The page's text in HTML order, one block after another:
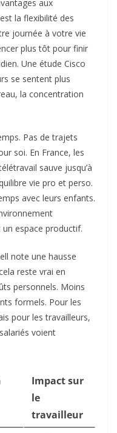
aux
la flexibilité des
journée à votre vie
plus tôt pour finir
Une étude Cisco
se sentent plus
la concentration
Pas de trajets
soi. En France, les
sauve jusqu’à
vie pro et perso.
avec leurs enfants.
espace productif.​
note une hausse
reste vrai en
personnels. Moins
formels. Pour les
pour les travailleurs,
voient
Impact sur
le
travailleur